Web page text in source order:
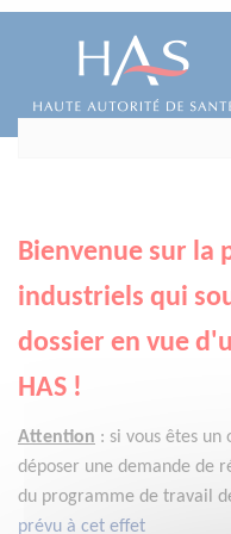
Bienvenue sur la
industriels qui
dossier en vue
HAS !
Attention : si vous êtes un
déposer une demande de
du programme de travail
prévu à cet effet